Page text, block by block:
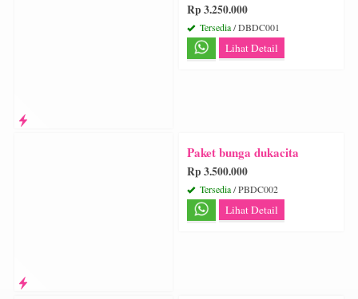
Rp 3.250.000
Tersedia/ DBDC001
Lihat Detail
Paket bunga dukacita
Rp 3.500.000
Tersedia/ PBDC002
Lihat Detail